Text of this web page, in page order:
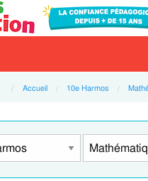
Accueil 10e Harmos